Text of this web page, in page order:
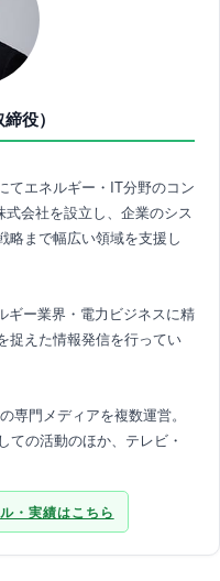
役）
てエネルギー・IT分野のコン
会社を設立し、企業のシス
略まで幅広い領域を支援し
ギー業界・電力ビジネスに精
捉えた情報発信を行ってい
専門メディアを複数運営。
ての活動のほか、テレビ・
・実績はこちら